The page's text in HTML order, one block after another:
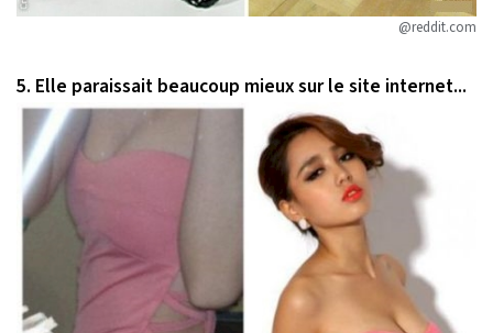
@reddit.com
5. Elle paraissait beaucoup mieux sur le site internet...